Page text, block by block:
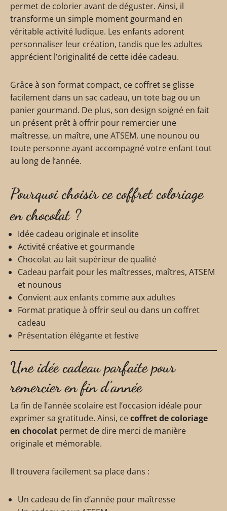
permet de colorier avant de déguster. Ainsi, il
transforme un simple moment gourmand en
véritable activité ludique. Les enfants adorent
personnaliser leur création, tandis que les adultes
apprécient l’originalité de cette idée cadeau.
Grâce à son format compact, ce coffret se glisse
facilement dans un sac cadeau, un tote bag ou un
panier gourmand. De plus, son design soigné en fait
un présent prêt à offrir pour remercier une
maîtresse, un maître, une ATSEM, une nounou ou
toute personne ayant accompagné votre enfant tout
au long de l’année.
Pourquoi choisir ce coffret coloriage
en chocolat ?
Idée cadeau originale et insolite
Activité créative et gourmande
Chocolat au lait supérieur de qualité
Cadeau parfait pour les maîtresses, maîtres, ATSEM
et nounous
Convient aux enfants comme aux adultes
Format pratique à offrir seul ou dans un coffret
cadeau
Présentation élégante et festive
Une idée cadeau parfaite pour
remercier en fin d’année
La fin de l’année scolaire est l’occasion idéale pour
exprimer sa gratitude. Ainsi, cecoffret de coloriage
en chocolat permet de dire merci de manière
originale et mémorable.
Il trouvera facilement sa place dans :
Un cadeau de fin d’année pour maîtresse